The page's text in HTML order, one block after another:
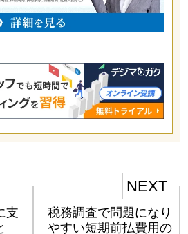
支
NEXT
税務調査で問題になり
やすい短期前払費用の